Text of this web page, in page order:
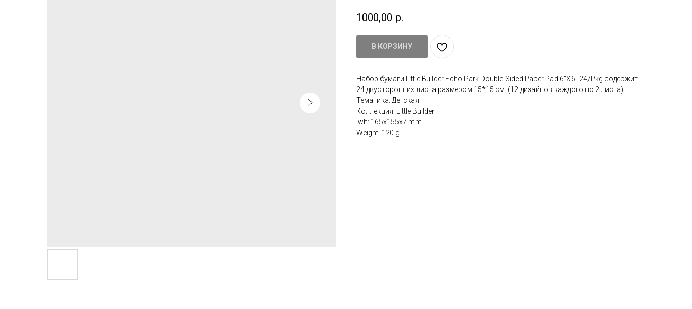
1000,00 р.
В КОРЗИНУ
Набор бумаги Little Builder Echo Park Double-Sided Paper Pad 6"X6" 24/Pkg содержит
24 двусторонних листа размером 15*15 см. (12 дизайнов каждого по 2 листа).
Тематика: Детская
Коллекция: Little Builder
lwh: 165x155x7 mm
Weight: 120 g